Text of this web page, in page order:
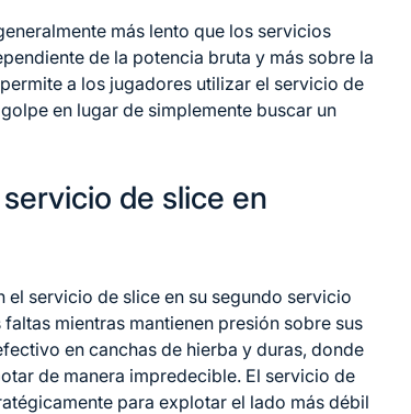
más lento que los servicios
de la potencia bruta y más sobre la
a los jugadores utilizar el servicio de
en lugar de simplemente buscar un
de slice en
el servicio de slice en su segundo servicio
mientras mantienen presión sobre sus
en canchas de hierba y duras, donde
de manera impredecible. El servicio de
para explotar el lado más débil